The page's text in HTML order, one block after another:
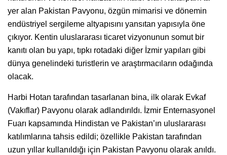
yer alan Pakistan Pavyonu, özgün mimarisi ve dönemin
endüstriyel sergileme altyapısını yansıtan yapısıyla öne
çıkıyor. Kentin uluslararası ticaret vizyonunun somut bir
kanıtı olan bu yapı, tıpkı rotadaki diğer İzmir yapıları gibi
dünya genelindeki turistlerin ve araştırmacıların odağında
olacak.
Harbi Hotan tarafından tasarlanan bina, ilk olarak Evkaf
(Vakıflar) Pavyonu olarak adlandırıldı. İzmir Enternasyonel
Fuarı kapsamında Hindistan ve Pakistan’ın uluslararası
katılımlarına tahsis edildi; özellikle Pakistan tarafından
uzun yıllar kullanıldığı için Pakistan Pavyonu olarak anıldı.